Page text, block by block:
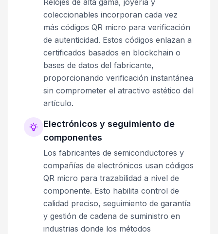
coleccionables incorporan cada vez
más códigos QR micro para verificación
de autenticidad. Estos códigos enlazan a
certificados basados en blockchain o
bases de datos del fabricante,
proporcionando verificación instantánea
sin comprometer el atractivo estético del
artículo.
Electrónicos y seguimiento de
componentes
Los fabricantes de semiconductores y
compañías de electrónicos usan códigos
QR micro para trazabilidad a nivel de
componente. Esto habilita control de
calidad preciso, seguimiento de garantía
y gestión de cadena de suministro en
industrias donde los métodos